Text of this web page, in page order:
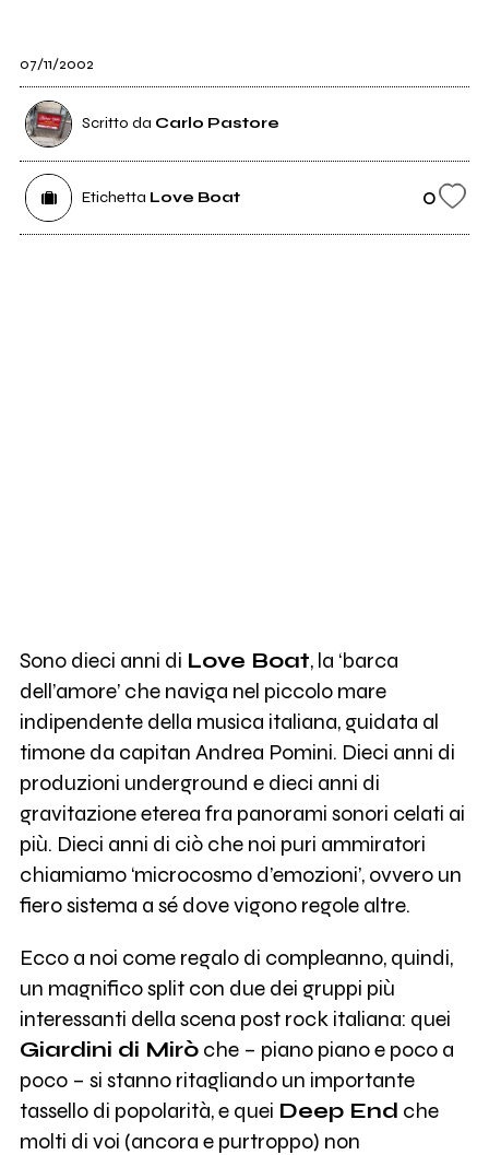
07/11/2002
Scritto da Carlo Pastore
Etichetta Love Boat 0
Sono dieci anni di Love Boat, la ‘barca
dell’amore’ che naviga nel piccolo mare
indipendente della musica italiana, guidata al
timone da capitan Andrea Pomini. Dieci anni di
produzioni underground e dieci anni di
gravitazione eterea fra panorami sonori celati ai
più. Dieci anni di ciò che noi puri ammiratori
chiamiamo ‘microcosmo d’emozioni’, ovvero un
fiero sistema a sé dove vigono regole altre.
Ecco a noi come regalo di compleanno, quindi,
un magnifico split con due dei gruppi più
interessanti della scena post rock italiana: quei
Giardini di Miròche – piano piano e poco a
poco – si stanno ritagliando un importante
tassello di popolarità, e quei Deep End che
molti di voi (ancora e purtroppo) non